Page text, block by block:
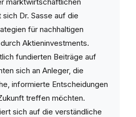
Dr. Sasse auf die
für nachhaltigen
Aktieninvestments.
fundierten Beiträge auf
sich an Anleger, die
informierte Entscheidungen
treffen möchten.
sich auf die verständliche